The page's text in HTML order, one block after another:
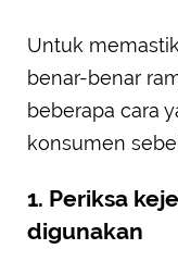
Untuk
benar-benar
beberapa cara
konsumen
1. Periksa
digunakan